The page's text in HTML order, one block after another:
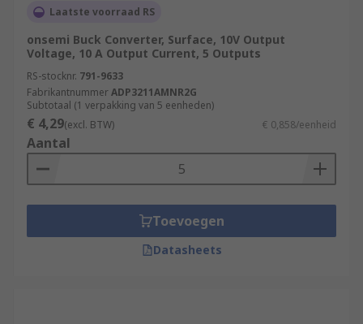
Laatste voorraad RS
onsemi Buck Converter, Surface, 10V Output
Voltage, 10 A Output Current, 5 Outputs
RS-stocknr. 791-9633
FabrikantnummerADP3211AMNR2G
Subtotaal (1 verpakking van 5 eenheden)
€ 4,29(excl. BTW) € 0,858/eenheid
Aantal
Toevoegen
Datasheets